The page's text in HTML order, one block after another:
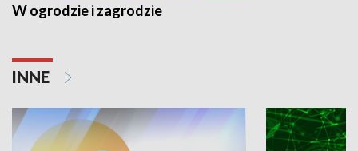
W ogrodzie i zagrodzie
INNE